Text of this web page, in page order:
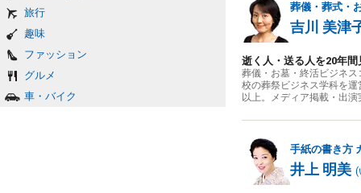
旅行
趣味
ファッション
グルメ
車・バイク
葬儀・葬式・
吉川 美津
逝く人・送る人を20年
葬儀・お墓・終活ビジネ
校の葬祭ビジネス学科を
以上。メディア掲載・出
手紙の書き方
井上 明美 (